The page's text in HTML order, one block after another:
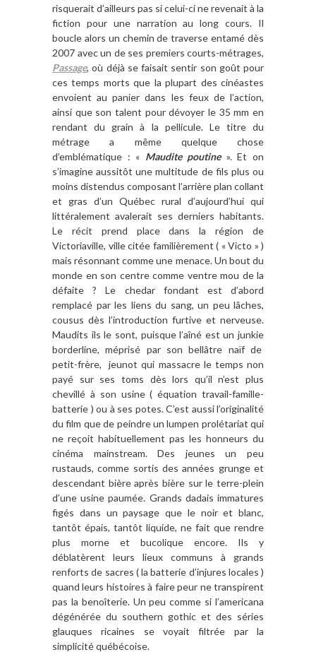
risquerait d’ailleurs pas si celui-ci ne revenait à la
fiction pour une narration au long cours. Il
boucle alors un chemin de traverse entamé dès
2007 avec un de ses premiers courts-métrages,
Passage, où déjà se faisait sentir son goût pour
ces temps morts que la plupart des cinéastes
envoient au panier dans les feux de l’action,
ainsi que son talent pour dévoyer le 35 mm en
rendant du grain à la pellicule. Le titre du
métrage a même quelque chose
d’emblématique : « Maudite poutine ». Et on
s’imagine aussitôt une multitude de fils plus ou
moins distendus composant l’arrière plan collant
et gras d’un Québec rural d’aujourd’hui qui
littéralement avalerait ses derniers habitants.
Le récit prend place dans la région de
Victoriaville, ville citée familièrement ( « Victo » )
mais résonnant comme une menace. Un bout du
monde en son centre comme ventre mou de la
défaite ? Le chedar fondant est d’abord
remplacé par les liens du sang, un peu lâches,
cousus dès l’introduction furtive et nerveuse.
Maudits ils le sont, puisque l’aîné est un junkie
borderline, méprisé par son bellâtre naïf de
petit-frère, jeunot qui massacre le temps non
payé sur ses toms dès lors qu’il n’est plus
chevillé à son usine ( équation travail-famille-
batterie ) ou à ses potes. C’est aussi l’originalité
du film que de peindre un lumpen prolétariat qui
ne reçoit habituellement pas les honneurs du
cinéma mainstream. Des jeunes un peu
rustauds, comme sortis des années grunge et
descendant bière après bière sur le terre-plein
d’une usine paumée. Grands dadais immatures
figés dans un paysage que le noir et blanc,
tantôt épais, tantôt liquide, ne fait que rendre
plus morne et bucolique encore. Ils y
déblatèrent leurs lieux communs à grands
renforts de sacres ( la batterie d’injures locales )
quand leurs histoires à faire peur ne transpirent
pas la benoîterie. Un peu comme si l’americana
dégénérée du southern gothic et des séries
glauques ricaines se voyait filtrée par la
simplicité québécoise.